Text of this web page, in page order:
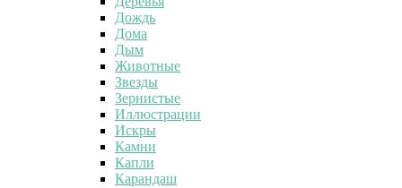
Дождь
Дома
Дым
Животные
Звезды
Зернистые
Иллюстрации
Искры
Камни
Капли
Карандаш